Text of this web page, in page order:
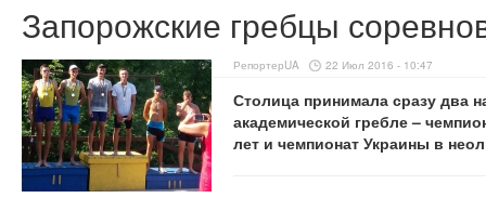
Запорожские гребцы
РепортерUA 22 Июл 2016 - 10:47
Столица принимала сразу два
академической гребле –
лет и чемпионат Украины в